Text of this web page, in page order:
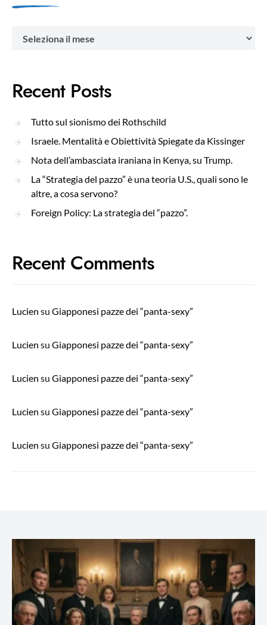
Recent Posts
Tutto sul sionismo dei Rothschild
Israele. Mentalità e Obiettività Spiegate da Kissinger
Nota dell’ambasciata iraniana in Kenya, su Trump.
La “Strategia del pazzo” è una teoria U.S., quali sono le
altre, a cosa servono?
Foreign Policy: La strategia del “pazzo”.
Recent Comments
Lucien su Giapponesi pazze dei “panta-sexy”
Lucien su Giapponesi pazze dei “panta-sexy”
Lucien su Giapponesi pazze dei “panta-sexy”
Lucien su Giapponesi pazze dei “panta-sexy”
Lucien su Giapponesi pazze dei “panta-sexy”